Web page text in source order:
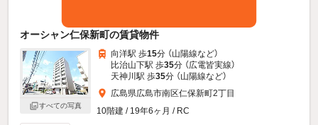
オーシャン仁保新町の賃貸物件
すべての写真
向洋駅 歩15分 （山陽線など）
比治山下駅 歩35分 （広電皆実線）
天神川駅 歩35分 （山陽線など）
広島県広島市南区仁保新町2丁目
10階建 / 19年6ヶ月 / RC